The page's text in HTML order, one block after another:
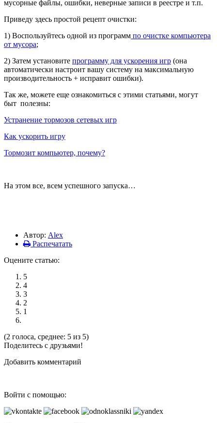
мусорные файлы, ошибки, неверные записи в реестре и т.п.
Приведу здесь простой рецепт очистки:
1) Воспользуйтесь одной из программ по очистке компьютера
от мусора;
2) Затем установите программу для ускорения игр (она
автоматически настроит вашу систему на максимальную
производительность + исправит ошибки).
Так же, можете еще ознакомиться с этими статьями, могут
быт полезны:
Устранение тормозов сетевых игр
Как ускорить игру
Тормозит компьютер, почему?
На этом все, всем успешного запуска…
Автор: Alex
Распечатать
Оцените статью:
5
4
3
2
1
(2 голоса, среднее: 5 из 5)
Поделитесь с друзьями!
Добавить комментарий
Войти с помощью: